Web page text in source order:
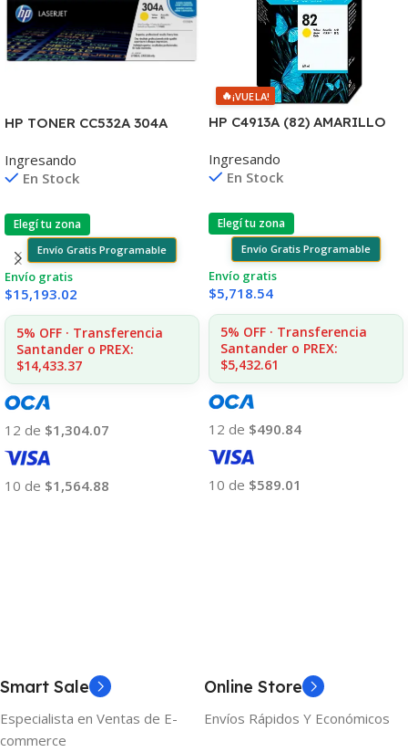
HP TONER CC532A 304A
2020/2025/2030/2320
2.800 CPS CP
Ingresando
En Stock
Elegí tu zona
Envío Gratis Programable
Envío gratis
$15,193.02
5% OFF · Transferencia
Santander o PREX:
$14,433.37
12 de $1,304.07
10 de $1,564.88
🔥¡VUELA!
HP C4913A (82) AMARILLO
10PS/500/510/800/810
UK(D)
Ingresando
En Stock
Elegí tu zona
Envío Gratis Programable
Envío gratis
$5,718.54
5% OFF · Transferencia
Santander o PREX:
$5,432.61
12 de $490.84
10 de $589.01
Smart Sale
Especialista en Ventas de E-
commerce
Online Store
Envíos Rápidos Y Económicos